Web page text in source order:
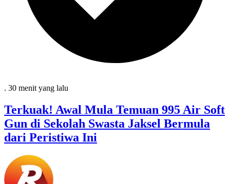
. 30 menit yang lalu
Terkuak! Awal Mula Temuan 995 Air Soft
Gun di Sekolah Swasta Jaksel Bermula
dari Peristiwa Ini